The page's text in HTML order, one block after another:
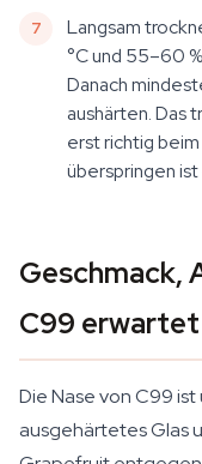
Langsam
°C und 55–60
Danach
aushärten. Das
erst richtig
überspringen
Geschmack,
C99 erwartet
Die Nase von C99
ausgehärtetes Glas